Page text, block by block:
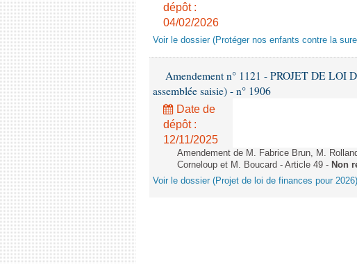
dépôt :
04/02/2026
Voir le dossier (Protéger nos enfants contre la
Amendement n° 1121 - PROJET DE LOI
assemblée saisie) - n° 1906
Date de
dépôt :
12/11/2025
Amendement de M. Fabrice Brun, M.
Corneloup et M. Boucard - Article 49 - Non
Voir le dossier (Projet de loi de finances pour 2026)